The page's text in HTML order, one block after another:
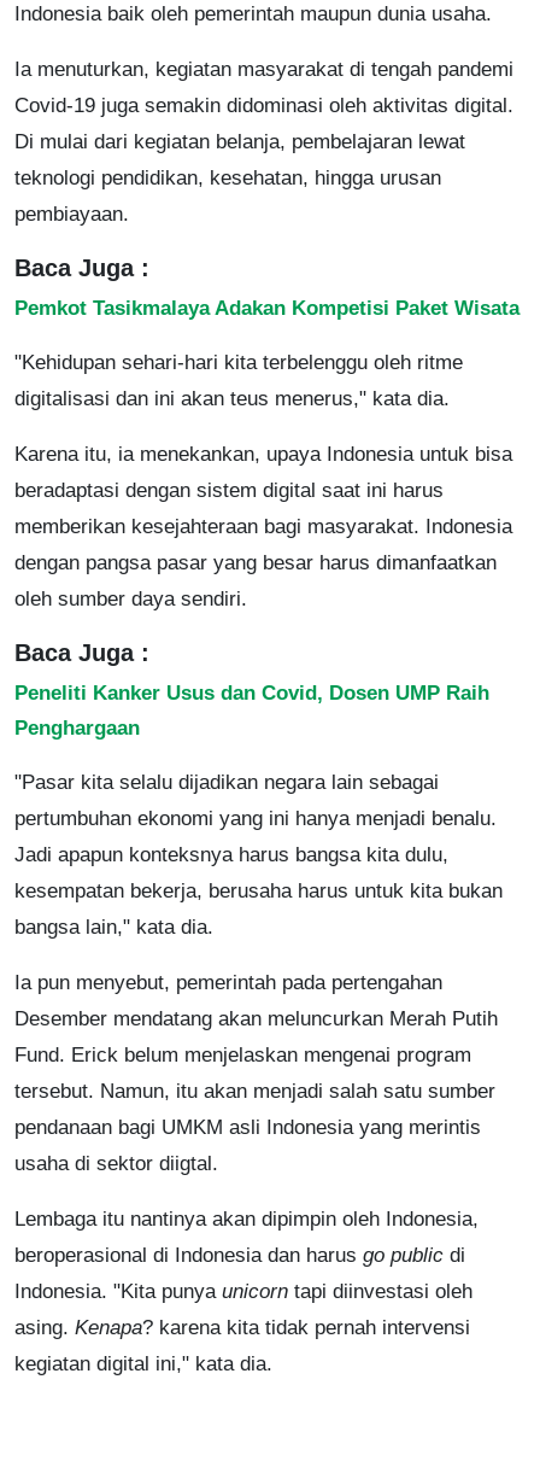
Indonesia baik oleh pemerintah maupun dunia usaha.
Ia menuturkan, kegiatan masyarakat di tengah pandemi
Covid-19 juga semakin didominasi oleh aktivitas digital.
Di mulai dari kegiatan belanja, pembelajaran lewat
teknologi pendidikan, kesehatan, hingga urusan
pembiayaan.
Baca Juga :
Pemkot Tasikmalaya Adakan Kompetisi Paket Wisata
"Kehidupan sehari-hari kita terbelenggu oleh ritme
digitalisasi dan ini akan teus menerus," kata dia.
Karena itu, ia menekankan, upaya Indonesia untuk bisa
beradaptasi dengan sistem digital saat ini harus
memberikan kesejahteraan bagi masyarakat. Indonesia
dengan pangsa pasar yang besar harus dimanfaatkan
oleh sumber daya sendiri.
Baca Juga :
Peneliti Kanker Usus dan Covid, Dosen UMP Raih
Penghargaan
"Pasar kita selalu dijadikan negara lain sebagai
pertumbuhan ekonomi yang ini hanya menjadi benalu.
Jadi apapun konteksnya harus bangsa kita dulu,
kesempatan bekerja, berusaha harus untuk kita bukan
bangsa lain," kata dia.
Ia pun menyebut, pemerintah pada pertengahan
Desember mendatang akan meluncurkan Merah Putih
Fund. Erick belum menjelaskan mengenai program
tersebut. Namun, itu akan menjadi salah satu sumber
pendanaan bagi UMKM asli Indonesia yang merintis
usaha di sektor diigtal.
Lembaga itu nantinya akan dipimpin oleh Indonesia,
beroperasional di Indonesia dan harus go public di
Indonesia. "Kita punya unicorn tapi diinvestasi oleh
asing. Kenapa? karena kita tidak pernah intervensi
kegiatan digital ini," kata dia.